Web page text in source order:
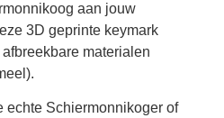
aan jouw
3D geprinte keymark
materialen
echte Schiermonnikoger of